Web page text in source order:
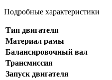
Подробные характеристики
Тип двигателя
Материал рамы
Балансировочный вал
Трансмиссия
Запуск двигателя